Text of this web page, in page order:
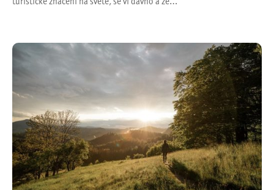
turistické značení na světě, se ví dávno a že…